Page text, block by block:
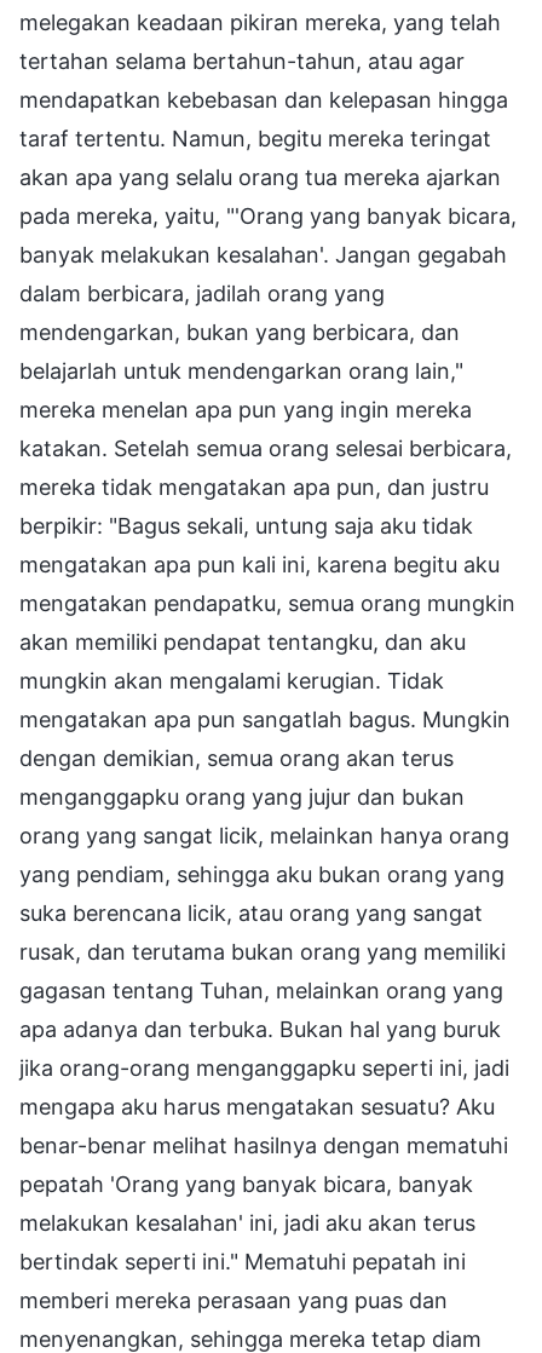
melegakan keadaan pikiran mereka, yang telah
tertahan selama bertahun-tahun, atau agar
mendapatkan kebebasan dan kelepasan hingga
taraf tertentu. Namun, begitu mereka teringat
akan apa yang selalu orang tua mereka ajarkan
pada mereka, yaitu, "'Orang yang banyak bicara,
banyak melakukan kesalahan'. Jangan gegabah
dalam berbicara, jadilah orang yang
mendengarkan, bukan yang berbicara, dan
belajarlah untuk mendengarkan orang lain,"
mereka menelan apa pun yang ingin mereka
katakan. Setelah semua orang selesai berbicara,
mereka tidak mengatakan apa pun, dan justru
berpikir: "Bagus sekali, untung saja aku tidak
mengatakan apa pun kali ini, karena begitu aku
mengatakan pendapatku, semua orang mungkin
akan memiliki pendapat tentangku, dan aku
mungkin akan mengalami kerugian. Tidak
mengatakan apa pun sangatlah bagus. Mungkin
dengan demikian, semua orang akan terus
menganggapku orang yang jujur dan bukan
orang yang sangat licik, melainkan hanya orang
yang pendiam, sehingga aku bukan orang yang
suka berencana licik, atau orang yang sangat
rusak, dan terutama bukan orang yang memiliki
gagasan tentang Tuhan, melainkan orang yang
apa adanya dan terbuka. Bukan hal yang buruk
jika orang-orang menganggapku seperti ini, jadi
mengapa aku harus mengatakan sesuatu? Aku
benar-benar melihat hasilnya dengan mematuhi
pepatah 'Orang yang banyak bicara, banyak
melakukan kesalahan' ini, jadi aku akan terus
bertindak seperti ini." Mematuhi pepatah ini
memberi mereka perasaan yang puas dan
menyenangkan, sehingga mereka tetap diam